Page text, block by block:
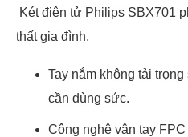
Két điện tử Philips SBX701
thất gia đình.
Tay nắm không tải
cần dùng sức.
Công nghệ vân tay